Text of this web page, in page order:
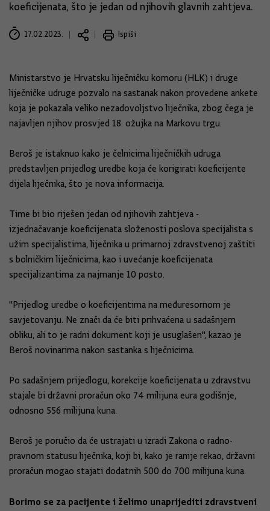
koeficijenata, što je jedan od njihovih glavnih zahtjeva.
17.02.2023. Ispiši
Ministarstvo je Hrvatsku liječničku komoru (HLK) i druge
liječničke udruge pozvalo na sastanak nakon provedene ankete
koja je pokazala veliko nezadovoljstvo liječnika, zbog čega je
najavljen njihov prosvjed 18. ožujka na Markovu trgu.
Beroš je istaknuo kako je čelnicima liječničkih udruga
predstavljen prijedlog uredbe koja će korigirati koeficijente
dijela liječnika, što je nova informacija.
Time bi bio riješen jedan od njihovih zahtjeva -
izjednačavanje koeficijenata složenosti poslova specijalista s
užim specijalistima, liječnika u primarnoj zdravstvenoj zaštiti
s bolničkim liječnicima, kao i uvećanje koeficijenata
specijalizantima za najmanje 10 posto.
"Prijedlog uredbe o koeficijentima na međuresornom je
savjetovanju. Ne znači da će biti prihvaćena u sadašnjem
obliku, ali to je radni dokument koji je usuglašen", kazao je
Beroš novinarima nakon sastanka s liječnicima.
Po sadašnjem prijedlogu, korekcije koeficijenata u zdravstvu
stajale bi državni proračun oko 74 milijuna eura godišnje,
odnosno 556 milijuna kuna.
Beroš je poručio da će ustrajati u izradi Zakona o radno-
pravnom statusu liječnika, koji bi, kako je ranije rekao, državni
proračun mogao stajati dodatnih 500 do 700 milijuna kuna.
Borimo se za pacijente i želimo unaprijediti zdravstveni